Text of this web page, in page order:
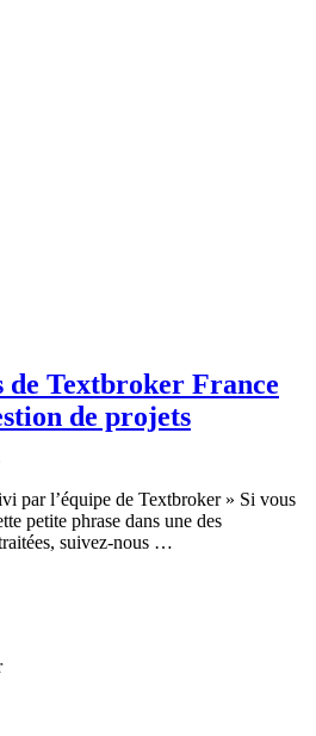
de Textbroker France
de projets
par l’équipe de Textbroker » Si vous
petite phrase dans une des
suivez-nous …